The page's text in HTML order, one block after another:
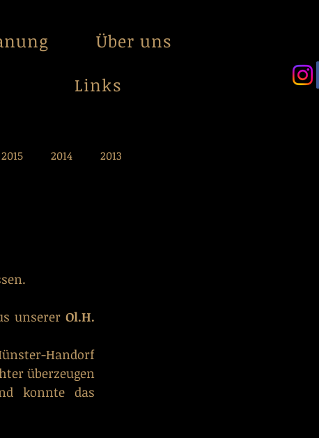
Über uns
Links
2015 2014 2013
unserer Ol.H.
Handorf
überzeugen
konnte das